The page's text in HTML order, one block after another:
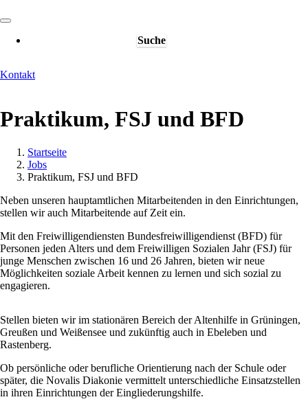
Kontakt
Praktikum, FSJ und BFD
Pfadnavigation
Startseite
Jobs
Praktikum, FSJ und BFD
Neben unseren hauptamtlichen Mitarbeitenden in den Einrichtungen,
stellen wir auch Mitarbeitende auf Zeit ein.
Mit den Freiwilligendiensten Bundesfreiwilligendienst (BFD) für
Personen jeden Alters und dem Freiwilligen Sozialen Jahr (FSJ) für
junge Menschen zwischen 16 und 26 Jahren, bieten wir neue
Möglichkeiten soziale Arbeit kennen zu lernen und sich sozial zu
engagieren.
Stellen bieten wir im stationären Bereich der Altenhilfe in Grüningen,
Greußen und Weißensee und zukünftig auch in Ebeleben und
Rastenberg.
Ob persönliche oder berufliche Orientierung nach der Schule oder
später, die Novalis Diakonie vermittelt unterschiedliche Einsatzstellen
in ihren Einrichtungen der Eingliederungshilfe.